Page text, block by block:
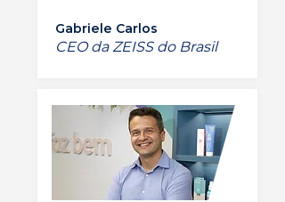
Gabriele Carlos
CEO da ZEISS do Brasil